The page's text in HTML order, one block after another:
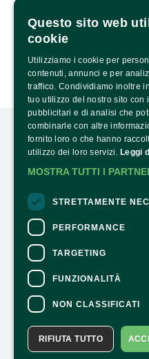
Buy
PRESS AREA
CONTACTS
For information
For information on
Accessibility
Questo sito web
cookie
Utilizziamo i cookie per
contenuti, annunci e per
traffico. Condividiamo inoltre
tuo utilizzo del nostro sito con
pubblicitari e di analisi che
combinarle con altre
fornito loro o che hanno
utilizzo dei loro servizi. Leggi
MOSTRA TUTTI I
STRETTAMENTE
PERFORMANCE
TARGETING
FUNZIONALITÀ
NON CLASSIFICATI
RIFIUTA TUTTO